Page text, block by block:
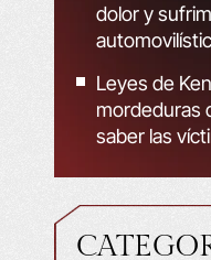
dolor y
Leyes de
mordeduras
saber las